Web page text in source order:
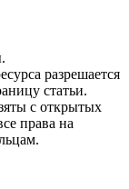
разрешается
статьи.
с открытых
права на